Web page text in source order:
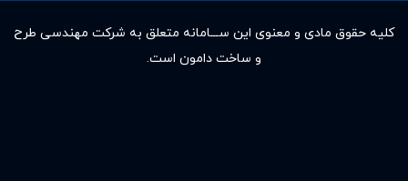
کلیه حقوق مادى و معنوى این ســـامانه متعلق به شرکت مهندسی طرح
و ساخت دامون است.